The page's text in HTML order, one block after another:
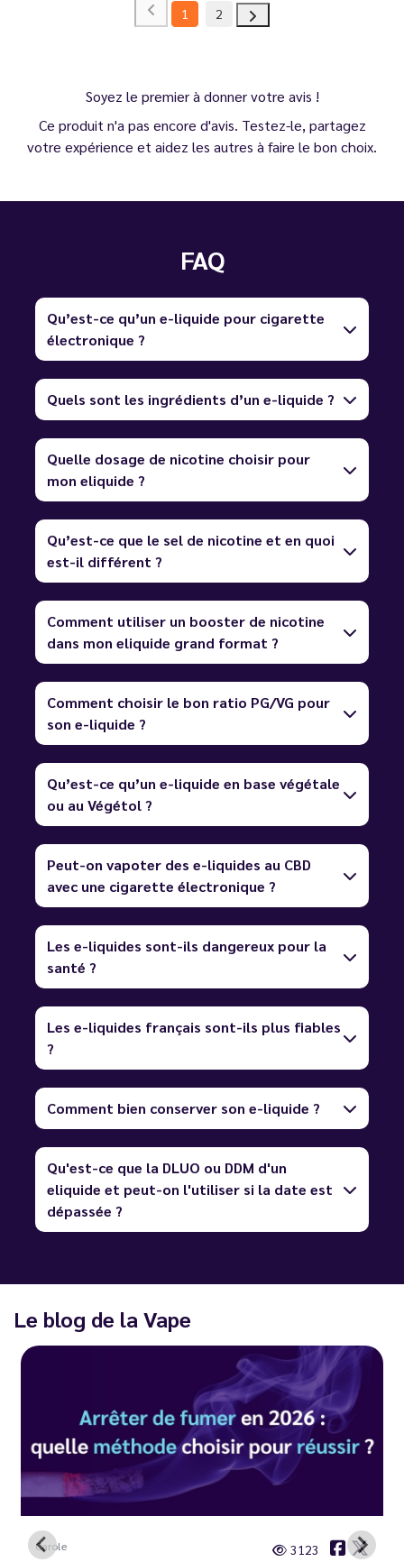
1 2
Soyez le premier à donner votre avis !
Ce produit n'a pas encore d'avis. Testez-le, partagez
votre expérience et aidez les autres à faire le bon choix.
FAQ
Qu’est-ce qu’un e-liquide pour cigarette
électronique ?
Quels sont les ingrédients d’un e-liquide ?
Quelle dosage de nicotine choisir pour
mon eliquide ?
Qu’est-ce que le sel de nicotine et en quoi
est-il différent ?
Comment utiliser un booster de nicotine
dans mon eliquide grand format ?
Comment choisir le bon ratio PG/VG pour
son e-liquide ?
Qu’est-ce qu’un e-liquide en base végétale
ou au Végétol ?
Peut-on vapoter des e-liquides au CBD
avec une cigarette électronique ?
Les e-liquides sont-ils dangereux pour la
santé ?
Les e-liquides français sont-ils plus fiables
?
Comment bien conserver son e-liquide ?
Qu'est-ce que la DLUO ou DDM d'un
eliquide et peut-on l'utiliser si la date est
dépassée ?
Le blog de la Vape
Carole 3123